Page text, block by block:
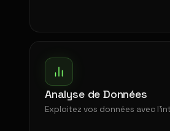
Analyse de Données
Exploitez vos données avec